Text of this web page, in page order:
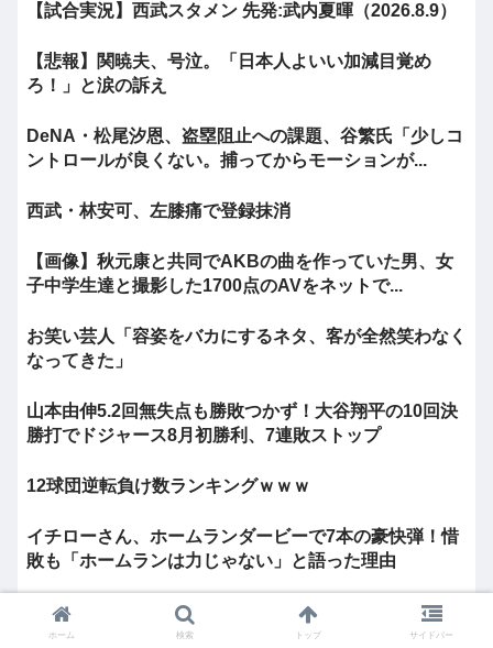
【試合実況】西武スタメン 先発:武内夏暉（2026.8.9）
【悲報】関暁夫、号泣。「日本人よいい加減目覚め
ろ！」と涙の訴え
DeNA・松尾汐恩、盗塁阻止への課題、谷繁氏「少しコ
ントロールが良くない。捕ってからモーションが...
西武・林安可、左膝痛で登録抹消
【画像】秋元康と共同でAKBの曲を作っていた男、女
子中学生達と撮影した1700点のAVをネットで...
お笑い芸人「容姿をバカにするネタ、客が全然笑わなく
なってきた」
山本由伸5.2回無失点も勝敗つかず！大谷翔平の10回決
勝打でドジャース8月初勝利、7連敗ストップ
12球団逆転負け数ランキングｗｗｗ
イチローさん、ホームランダービーで7本の豪快弾！惜
敗も「ホームランは力じゃない」と語った理由
「40代男性をどう思いますか？」 →女性7割「嫌い、気
持ち悪い」3割「知った事ではない」と回答。
ホーム 検索 トップ サイドバー